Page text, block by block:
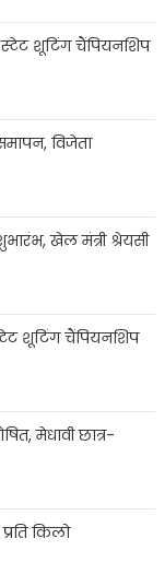
स्टेट शूटिंग चैंपियनशिप
विजेता
खेल मंत्री श्रेयसी
शूटिंग चैंपियनशिप
मेधावी छात्र-
किलो